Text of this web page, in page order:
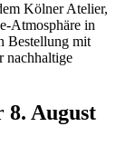
Kölner Atelier,
Atmosphäre in
Bestellung mit
nachhaltige
8. August